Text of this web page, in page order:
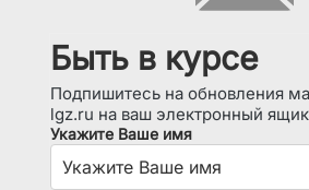
Быть в курсе
Подпишитесь на обновления
lgz.ru на ваш электронный
Укажите Ваше имя